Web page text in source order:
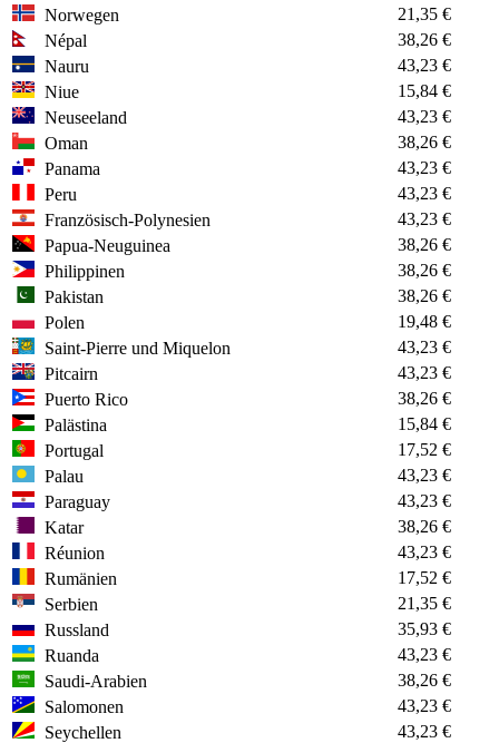
Norwegen
21,35 €
Népal
38,26 €
Nauru
43,23 €
Niue
15,84 €
Neuseeland
43,23 €
Oman
38,26 €
Panama
43,23 €
Peru
43,23 €
Französisch-Polynesien
43,23 €
Papua-Neuguinea
38,26 €
Philippinen
38,26 €
Pakistan
38,26 €
Polen
19,48 €
Saint-Pierre und Miquelon
43,23 €
Pitcairn
43,23 €
Puerto Rico
38,26 €
Palästina
15,84 €
Portugal
17,52 €
Palau
43,23 €
Paraguay
43,23 €
Katar
38,26 €
Réunion
43,23 €
Rumänien
17,52 €
Serbien
21,35 €
Russland
35,93 €
Ruanda
43,23 €
Saudi-Arabien
38,26 €
Salomonen
43,23 €
Seychellen
43,23 €